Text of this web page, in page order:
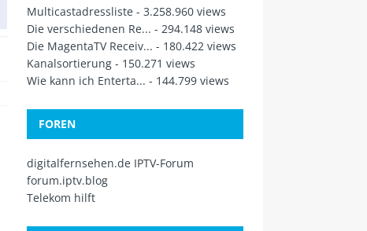
Multicastadressliste - 3.258.960 views
Die verschiedenen Re... - 294.148 views
Die MagentaTV Receiv... - 180.422 views
Kanalsortierung - 150.271 views
Wie kann ich Enterta... - 144.799 views
FOREN
digitalfernsehen.de IPTV-Forum
forum.iptv.blog
Telekom hilft